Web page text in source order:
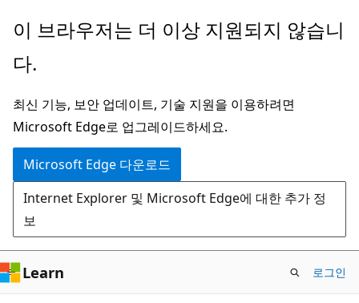
주
콘
츠
로
건
너
뛰
기
이 브라우저는 더 이상 지원되지 않습니
다.
최신 기능, 보안 업데이트, 기술 지원을 이용하려면
Microsoft Edge로 업그레이드하세요.
Microsoft Edge 다운로드
Internet Explorer 및 Microsoft Edge에 대한 추가 정
보
Learn 로그인